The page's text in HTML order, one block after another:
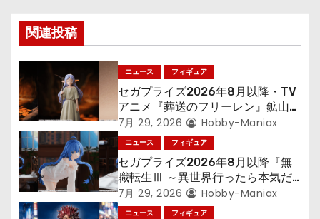
ー
シ
ョ
ン
関連投稿
ニュース フィギュア
セガプライズ2026年8月以降・TV
アニメ『葬送のフリーレン』鉱山で
300年働くことになっっちゃった
「フリーレン」を立体化！
7月 29, 2026 Hobby-Maniax
ニュース フィギュア
セガプライズ2026年8月以降『無
職転生Ⅲ ～異世界行ったら本気だ
す～』から「ロキシー」のフィギュ
アが登場！
7月 29, 2026 Hobby-Maniax
ニュース フィギュア